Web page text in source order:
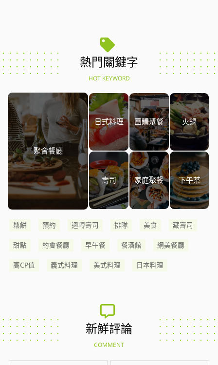
熱門關鍵字
HOT KEYWORD
聚會餐廳
日式料理 團體聚餐 火鍋
壽司 家庭聚餐 下午茶
鬆餅 預約 迴轉壽司 排隊 美食 藏壽司
甜點 約會餐廳 早午餐 餐酒館 網美餐廳
高CP值 義式料理 美式料理 日本料理
新鮮評論
COMMENT